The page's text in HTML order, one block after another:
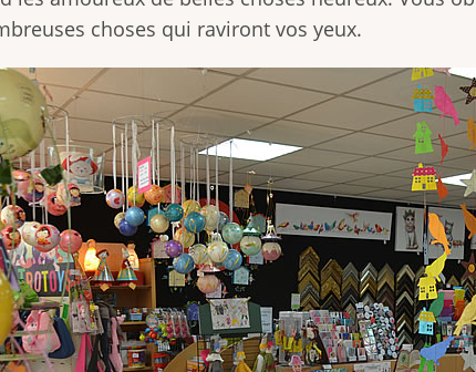
choses qui raviront vos yeux.